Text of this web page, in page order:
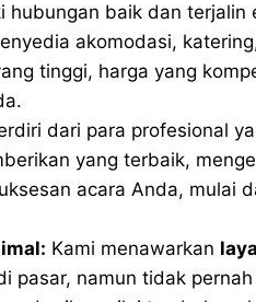
hubungan baik dan terjalin
akomodasi,
tinggi, harga yang
dari para profesional
yang terbaik,
acara Anda, mulai
Kami menawarkan
pasar, namun tidak